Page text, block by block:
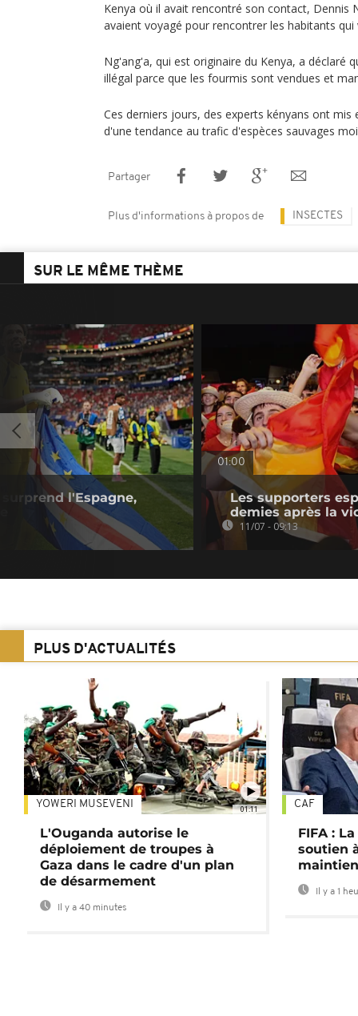
Kenya où il avait rencontré son contact, Dennis
avaient voyagé pour rencontrer les habitants
Ng'ang'a, qui est originaire du Kenya, a déclaré
illégal parce que les fourmis sont vendues et
Ces derniers jours, des experts kényans ont mis
d'une tendance au trafic d'espèces sauvages
Partager
Plus d'informations à propos de INSECTES
SUR LE MÊME THÈME
l'Espagne,
01:00
Les supporters
demies après la
11/07 - 09:13
PLUS D'ACTUALITÉS
01:11
YOWERI MUSEVENI
L'Ouganda autorise le
déploiement de troupes à
Gaza dans le cadre d'un plan
de désarmement
Il y a 40 minutes
CAF
FIFA :
soutien
Il y a 1